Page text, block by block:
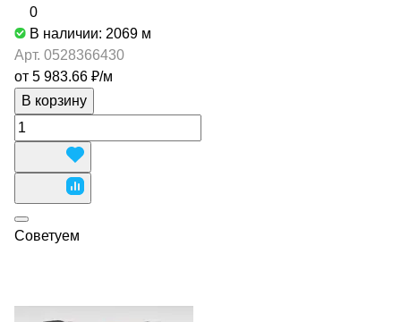
0
В наличии: 2069 м
Арт. 0528366430
от 5 983.66 ₽/м
В корзину
Советуем